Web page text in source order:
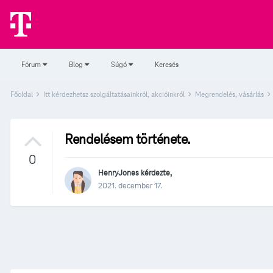
Fórum Blog Súgó Keresés
Főoldal Itt kérdezhetsz szolgáltatásainkról, akcióinkról Megrendelés, vásárlás
0
Rendelésem története.
HenryJones kérdezte,
2021. december 17.